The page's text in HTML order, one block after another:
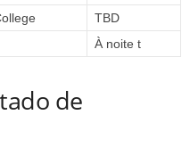
TBD
À noite t
de